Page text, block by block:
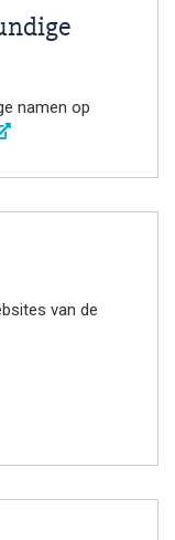
namen op
van de